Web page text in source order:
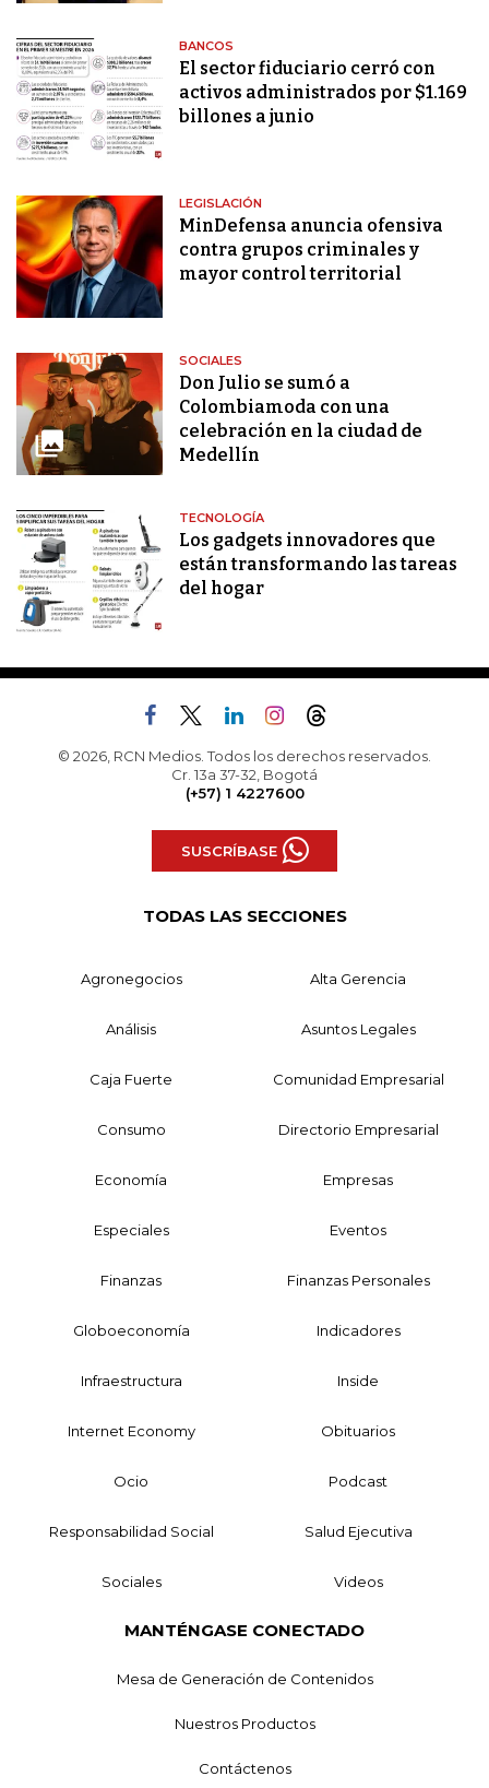
BANCOS
El sector fiduciario cerró con
activos administrados por $1.169
billones a junio
LEGISLACIÓN
MinDefensa anuncia ofensiva
contra grupos criminales y
mayor control territorial
SOCIALES
Don Julio se sumó a
Colombiamoda con una
celebración en la ciudad de
Medellín
TECNOLOGÍA
Los gadgets innovadores que
están transformando las tareas
del hogar
© 2026, RCN Medios. Todos los derechos reservados.
Cr. 13a 37-32, Bogotá
(+57) 1 4227600
SUSCRÍBASE
TODAS LAS SECCIONES
Agronegocios Alta Gerencia
Análisis Asuntos Legales
Caja Fuerte Comunidad Empresarial
Consumo Directorio Empresarial
Economía Empresas
Especiales Eventos
Finanzas Finanzas Personales
Globoeconomía Indicadores
Infraestructura Inside
Internet Economy Obituarios
Ocio Podcast
Responsabilidad Social Salud Ejecutiva
Sociales Videos
MANTÉNGASE CONECTADO
Mesa de Generación de Contenidos
Nuestros Productos
Contáctenos